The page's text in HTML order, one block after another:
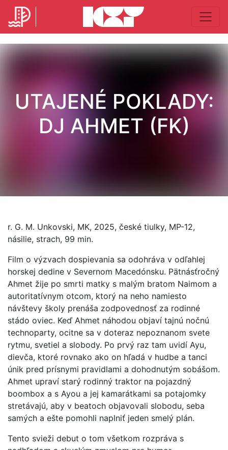
UTAJENÉ POKLADY:
DJ AHMET (FK)
r. G. M. Unkovski, MK, 2025, české tiulky, MP-12,
násilie, strach, 99 min.
Film o výzvach dospievania sa odohráva v odľahlej
horskej dedine v Severnom Macedónsku. Pätnásťročný
Ahmet žije po smrti matky s malým bratom Naimom a
autoritatívnym otcom, ktorý na neho namiesto
návštevy školy prenáša zodpovednosť za rodinné
stádo oviec. Keď Ahmet náhodou objaví tajnú nočnú
technoparty, ocitne sa v doteraz nepoznanom svete
rytmu, svetiel a slobody. Po prvý raz tam uvidí Ayu,
dievča, ktoré rovnako ako on hľadá v hudbe a tanci
únik pred prísnymi pravidlami a dohodnutým sobášom.
Ahmet upraví starý rodinný traktor na pojazdný
boombox a s Ayou a jej kamarátkami sa potajomky
stretávajú, aby v beatoch objavovali slobodu, seba
samých a ešte pomohli naplniť jeden smelý plán.
Tento svieži debut o tom všetkom rozpráva s